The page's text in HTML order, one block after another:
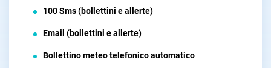
100 Sms (bollettini e allerte)
Email (bollettini e allerte)
Bollettino meteo telefonico automatico